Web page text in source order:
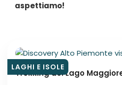
aspettiamo!
LAGHI E ISOLE
Trekking del Lago